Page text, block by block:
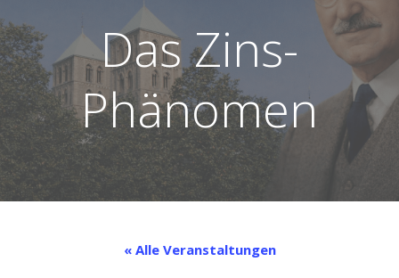
Das Zins-
Phänomen
« Alle Veranstaltungen